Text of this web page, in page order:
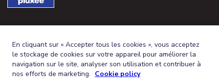
En cliquant sur « Accepter tous les cookies », vous acceptez
le stockage de cookies sur votre appareil pour améliorer la
navigation sur le site, analyser son utilisation et contribuer à
nos efforts de marketing. Cookie policy